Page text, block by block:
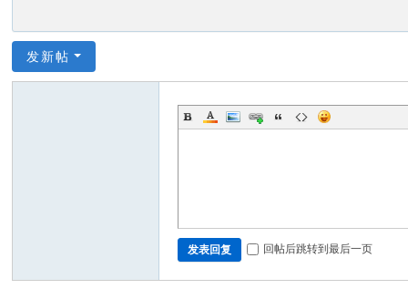
发新帖
发表回复 回帖后跳转到最后一页